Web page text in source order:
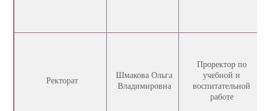
Ректорат
Шмакова Ольга
Владимировна
Проректор по
учебной и
воспитательной
работе